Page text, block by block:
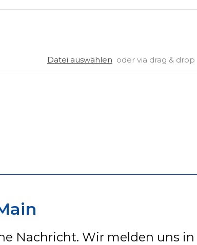
Datei auswählen oder via drag & drop
Nachricht. Wir melden uns in